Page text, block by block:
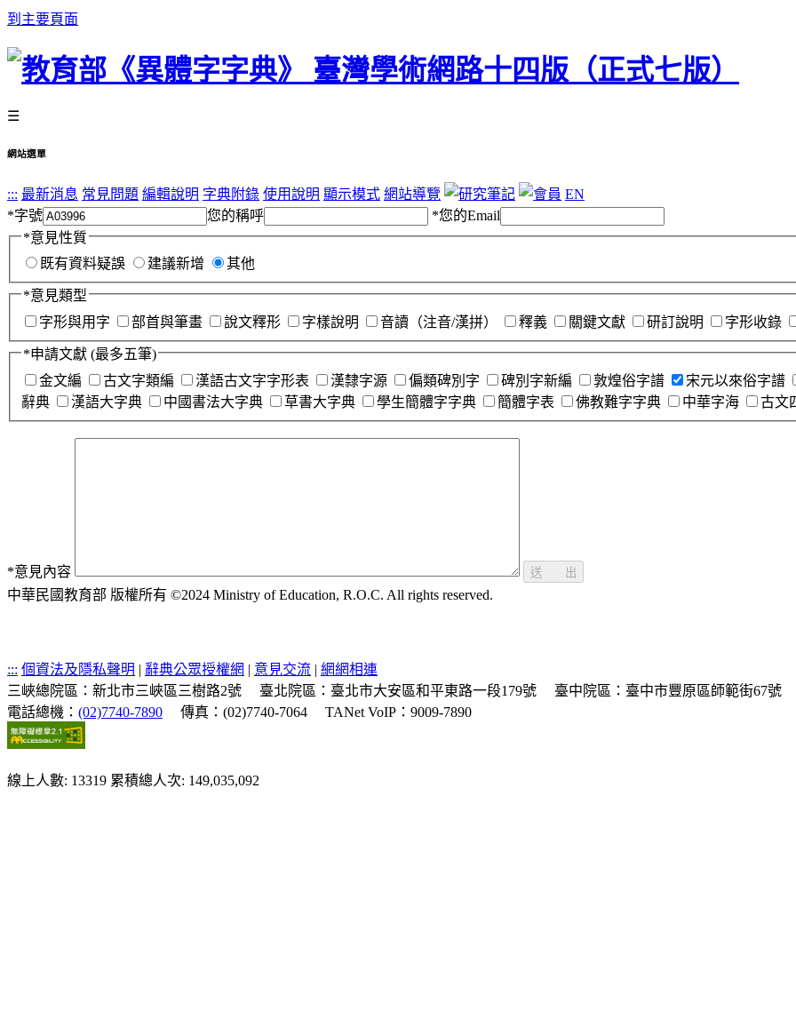
到主要頁面
☰
網站選單
::: 最新消息 常見問題 編輯說明 字典附錄 使用說明 顯示模式 網站導覽
EN
*字號 您的稱呼 *您的Email
*意見性質
既有資料疑誤
建議新增 其他
*意見類型
字形與用字
部首與筆畫 說文釋形 字樣說明 音讀（注音/漢拼） 釋義 關鍵文獻 研訂說明 字形收錄
*申請文獻 (最多五筆)
金文編
古文字類編 漢語古文字字形表 漢隸字源 偏類碑別字 碑別字新編 敦煌俗字譜 宋元以來俗字譜
辭典
漢語大字典 中國書法大字典 草書大字典 學生簡體字字典 簡體字表 佛教難字字典 中華字海 古文
*意見內容 送 出
中華民國教育部 版權所有 ©2024 Ministry of Education, R.O.C. All rights reserved.
::: 個資法及隱私聲明 | 辭典公眾授權網 | 意見交流 | 網網相連
三峽總院區：新北市三峽區三樹路2號
臺北院區：臺北市大安區和平東路一段179號
臺中院區：臺中市豐原區師範街67號
電話總機： (02)7740-7890 傳真：(02)7740-7064 TANet VoIP：9009-7890
線上人數: 13319 累積總人次: 149,035,092